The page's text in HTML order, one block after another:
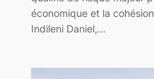
économique et la
Indileni Daniel,…